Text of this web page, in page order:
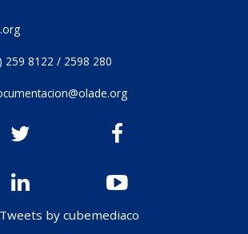
259 8122 / 2598 280
Tweets by cubemediaco